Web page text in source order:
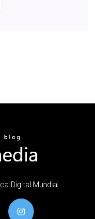
Digital Mundial